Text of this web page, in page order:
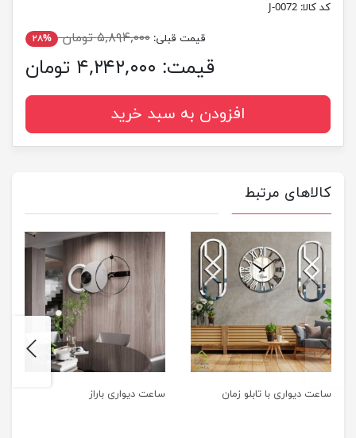
کد کالا: J-0072
قیمت قبلی: ۵,۸۹۴,۰۰۰ تومان ۲۸%
قیمت: ۴,۲۴۲,۰۰۰ تومان
افزودن به سبد خرید
کالاهای مرتبط
ساعت دیواری با تابلو زمان ساعت دیواری باراز
previus